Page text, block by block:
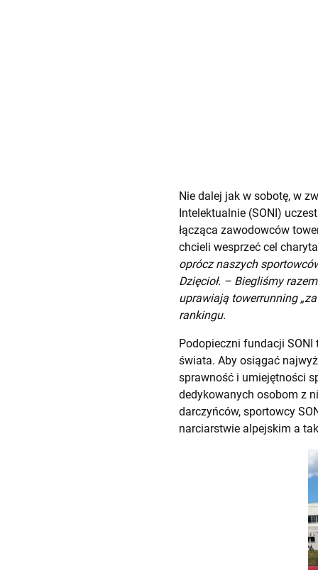
Nie dalej jak w sobotę, w
Intelektualnie (SONI)
łącząca zawodowców
chcieli wesprzeć cel
oprócz naszych
Dzięcioł. – Biegliśmy
uprawiają towerrunning
rankingu.
Podopieczni fundacji SONI
świata. Aby osiągać
sprawność i umiejętności
dedykowanych osobom z
darczyńców, sportowcy
narciarstwie alpejskim a